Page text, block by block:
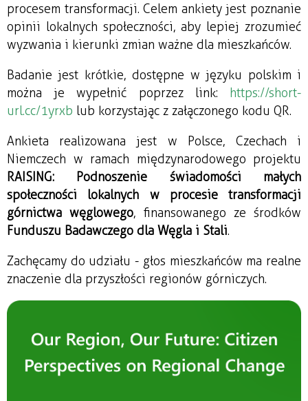
procesem transformacji. Celem ankiety jest poznanie
opinii lokalnych społeczności, aby lepiej zrozumieć
wyzwania i kierunki zmian ważne dla mieszkańców.
Badanie jest krótkie, dostępne w języku polskim i
można je wypełnić poprzez link: https://short-
url.cc/1yrxb lub korzystając z załączonego kodu QR.
Ankieta realizowana jest w Polsce, Czechach i
RAISING: Podnoszenie świadomości małych
społeczności lokalnych w procesie transformacji
górnictwa węglowego
Funduszu Badawczego dla Węgla i Stali.
Zachęcamy do udziału - głos mieszkańców ma realne
znaczenie dla przyszłości regionów górniczych.